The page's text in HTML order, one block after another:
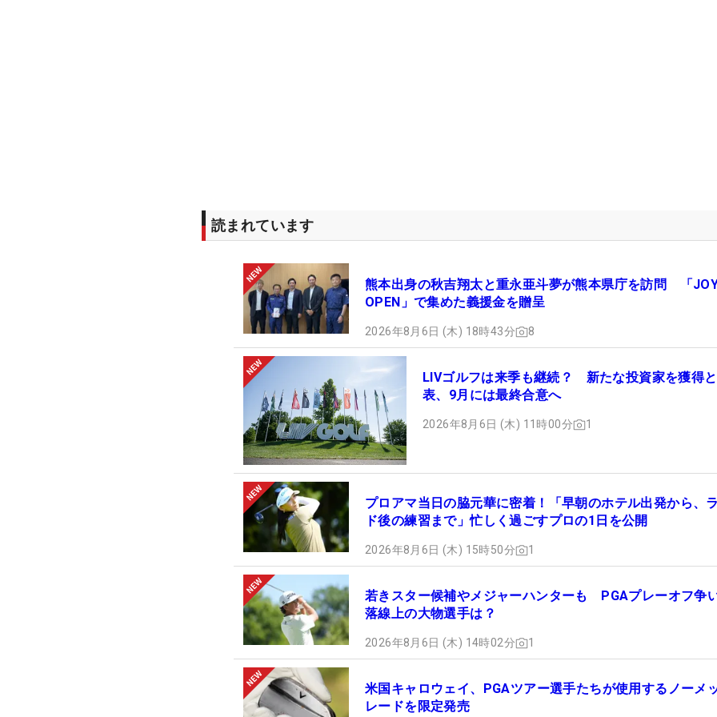
読まれています
熊本出身の秋吉翔太と重永亜斗夢が熊本県庁を訪問 「
OPEN」で集めた義援金を贈呈
2026年8月6日 (木) 18時43分 8
LIVゴルフは来季も継続？ 新たな投資家を獲得
表、9月には最終合意へ
2026年8月6日 (木) 11時00分 1
プロアマ当日の脇元華に密着！「早朝のホテル出発から、
ド後の練習まで」忙しく過ごすプロの1日を公開
2026年8月6日 (木) 15時50分 1
若きスター候補やメジャーハンターも PGAプレーオフ争
落線上の大物選手は？
2026年8月6日 (木) 14時02分 1
米国キャロウェイ、PGAツアー選手たちが使用するノーメ
レードを限定発売